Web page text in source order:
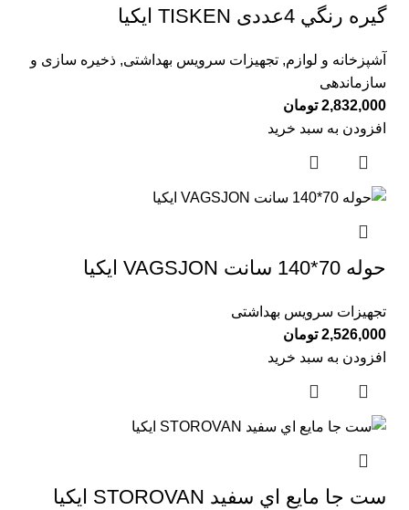
گيره رنگي 4عددی TISKEN ايكيا
آشپزخانه و لوازم, تجهیزات سرویس بهداشتی, ذخیره سازی و
سازماندهی
2,832,000 تومان
افزودن به سبد خرید
حوله 70*140 سانت VAGSJON ايكيا
تجهیزات سرویس بهداشتی
2,526,000 تومان
افزودن به سبد خرید
ست جا مايع اي سفيد STOROVAN ايكيا